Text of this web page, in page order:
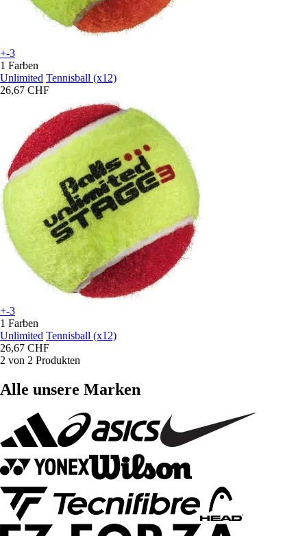
+-3
1 Farben
Unlimited Tennisball (x12)
26,67 CHF
+-3
1 Farben
Unlimited Tennisball (x12)
26,67 CHF
2 von 2 Produkten
Alle unsere Marken